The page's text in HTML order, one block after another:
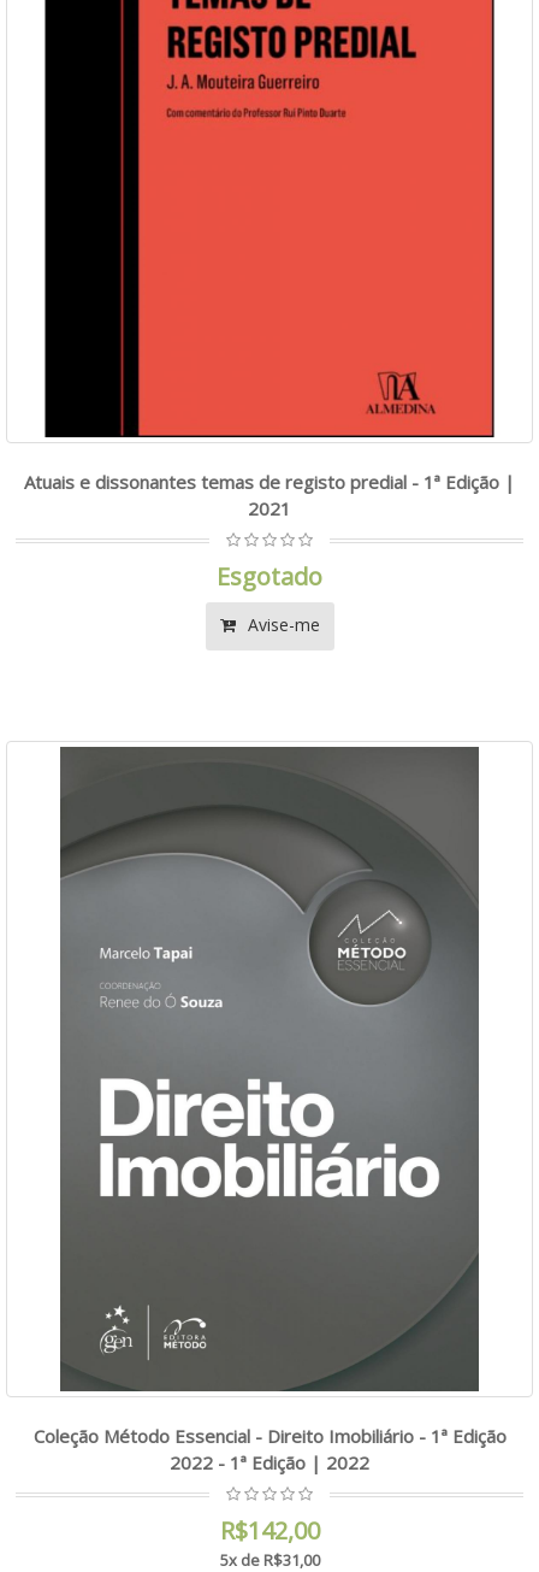
Atuais e dissonantes temas de registo predial - 1ª Edição |
2021
Esgotado
Avise-me
Coleção Método Essencial - Direito Imobiliário - 1ª Edição
2022 - 1ª Edição | 2022
R$142,00
5x de R$31,00